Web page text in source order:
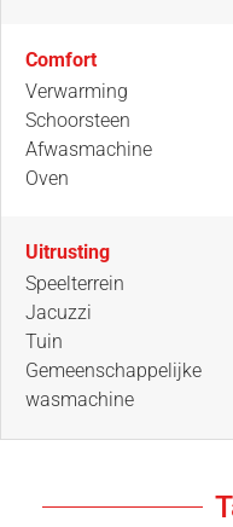
Comfort
Verwarming
Schoorsteen
Afwasmachine
Oven
Uitrusting
Speelterrein
Jacuzzi
Tuin
Gemeenschappelijke
wasmachine